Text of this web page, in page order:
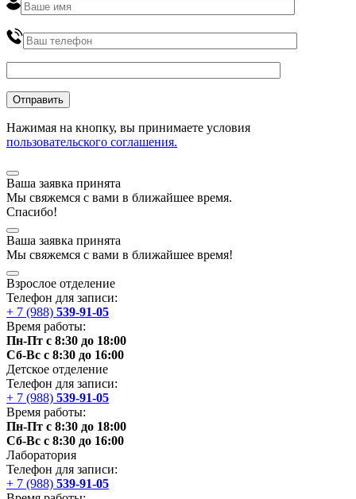
Нажимая на кнопку, вы принимаете условия
пользовательского соглашения.
Ваша заявка принята
Мы свяжемся с вами в ближайшее время.
Спасибо!
Ваша заявка принята
Мы свяжемся с вами в ближайшее время!
Взрослое отделение
Телефон для записи:
+ 7 (988) 539-91-05
Время работы:
Пн-Пт с 8:30 до 18:00
Сб-Вс с 8:30 до 16:00
Детское отделение
Телефон для записи:
+ 7 (988) 539-91-05
Время работы:
Пн-Пт с 8:30 до 18:00
Сб-Вс с 8:30 до 16:00
Лаборатория
Телефон для записи:
+ 7 (988) 539-91-05